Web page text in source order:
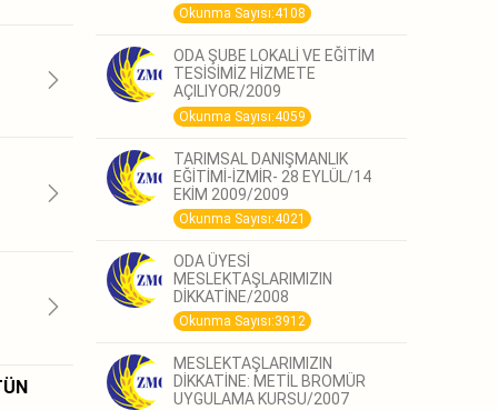
Okunma Sayısı:4108
ODA ŞUBE LOKALİ VE EĞİTİM
TESİSİMİZ HİZMETE
AÇILIYOR/2009
Okunma Sayısı:4059
TARIMSAL DANIŞMANLIK
EĞİTİMİ-İZMİR- 28 EYLÜL/14
EKİM 2009/2009
Okunma Sayısı:4021
ODA ÜYESİ
MESLEKTAŞLARIMIZIN
DİKKATİNE/2008
Okunma Sayısı:3912
MESLEKTAŞLARIMIZIN
DİKKATİNE: METİL BROMÜR
UYGULAMA KURSU/2007